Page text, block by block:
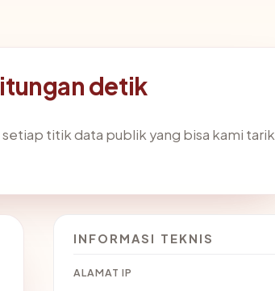
detik
titik data publik yang bisa kami tarik
INFORMASI TEKNIS
ALAMAT IP